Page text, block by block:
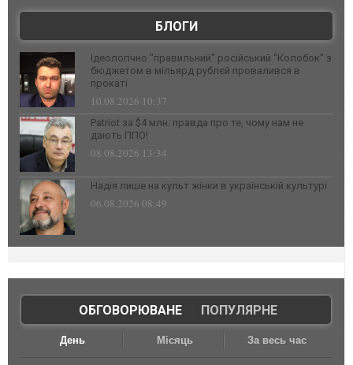
БЛОГИ
Ідеологічно "правильний" російський "Колобок" з
бюджетом в мільярд рублєй провалився в
прокаті
10.08.2026 10:37
Patriot за $4 млн: правда про те, чому нам не
дають ППО!
08.08.2026 13:34
Надія лише на культ жінки в українській культурі
06.08.2026 08:49
ОБГОВОРЮВАНЕ| ПОПУЛЯРНЕ
День Місяць За весь час